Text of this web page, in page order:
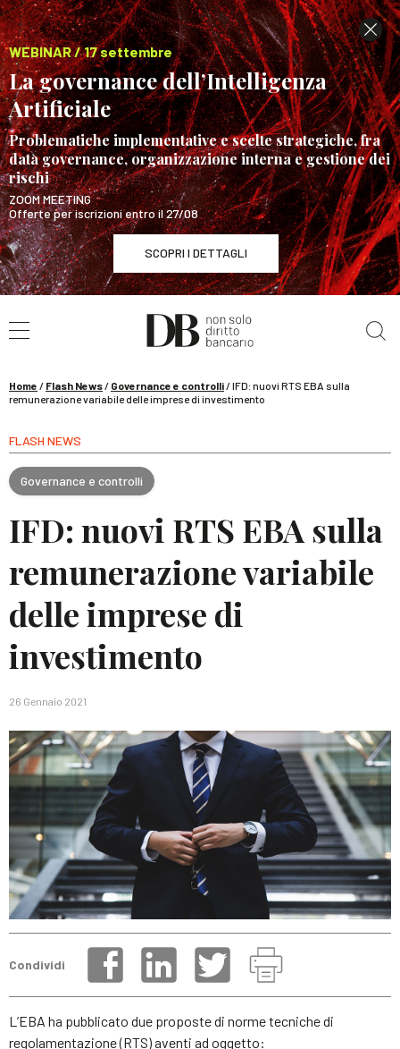
WEBINAR / 17 settembre
La governance dell’Intelligenza
Artificiale
Problematiche implementative e scelte strategiche, fra
data governance, organizzazione interna e gestione dei
rischi
ZOOM MEETING
Offerte per iscrizioni entro il 27/08
SCOPRI I DETTAGLI
WEBINAR / 17 settembre
La governance dell’Intelligenza Artificiale
Home / Flash News/ Governance e controlli/IFD: nuovi RTS EBA sulla
remunerazione variabile delle imprese di investimento
FLASH NEWS
Governance e controlli
IFD: nuovi RTS EBA sulla
remunerazione variabile
delle imprese di
investimento
26 Gennaio 2021
Condividi
L’EBA ha pubblicato due proposte di norme tecniche di
regolamentazione (RTS) aventi ad oggetto: